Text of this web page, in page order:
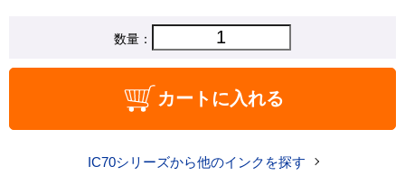
EP-706A
数量：
カートに入れる
IC70シリーズから他のインクを探す